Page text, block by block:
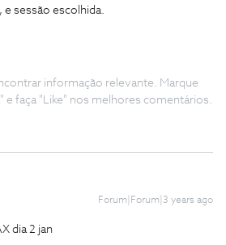
e sessão escolhida.
informação relevante. Marque
e faça "Like" nos melhores comentários.
Forum|Forum|3 years ago
dia 2 jan